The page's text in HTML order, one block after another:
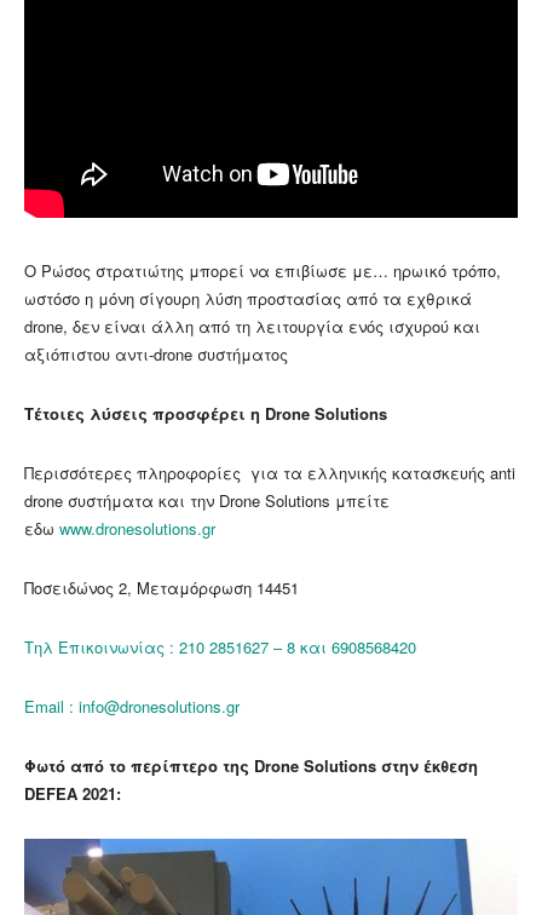
Ο Ρώσος στρατιώτης μπορεί να επιβίωσε με… ηρωικό τρόπο,
ωστόσο η μόνη σίγουρη λύση προστασίας από τα εχθρικά
drone, δεν είναι άλλη από τη λειτουργία ενός ισχυρού και
αξιόπιστου αντι-drone συστήματος
Τέτοιες λύσεις προσφέρει η Drone Solutions
Περισσότερες πληροφορίες για τα ελληνικής κατασκευής anti
drone συστήματα και την Drone Solutions μπείτε
εδω www.dronesolutions.gr
Ποσειδώνος 2, Μεταμόρφωση 14451
Τηλ Επικοινωνίας : 210 2851627 – 8 και 6908568420
Email : info@dronesolutions.gr
Φωτό από το περίπτερο της Drone Solutions στην έκθεση
DEFEA 2021: